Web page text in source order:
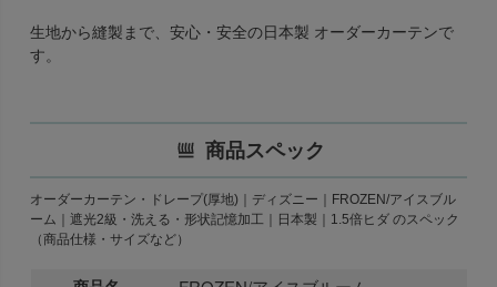
生地から縫製まで、安心・安全の日本製 オーダーカーテンで
す。
商品スペック
オーダーカーテン・ドレープ(厚地)｜ディズニー｜FROZEN/アイスブル
ーム｜遮光2級・洗える・形状記憶加工｜日本製｜1.5倍ヒダ のスペック
（商品仕様・サイズなど）